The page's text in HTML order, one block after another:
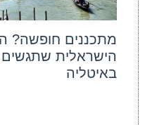
מתכננים חופשה?
הישראלית
באיטליה